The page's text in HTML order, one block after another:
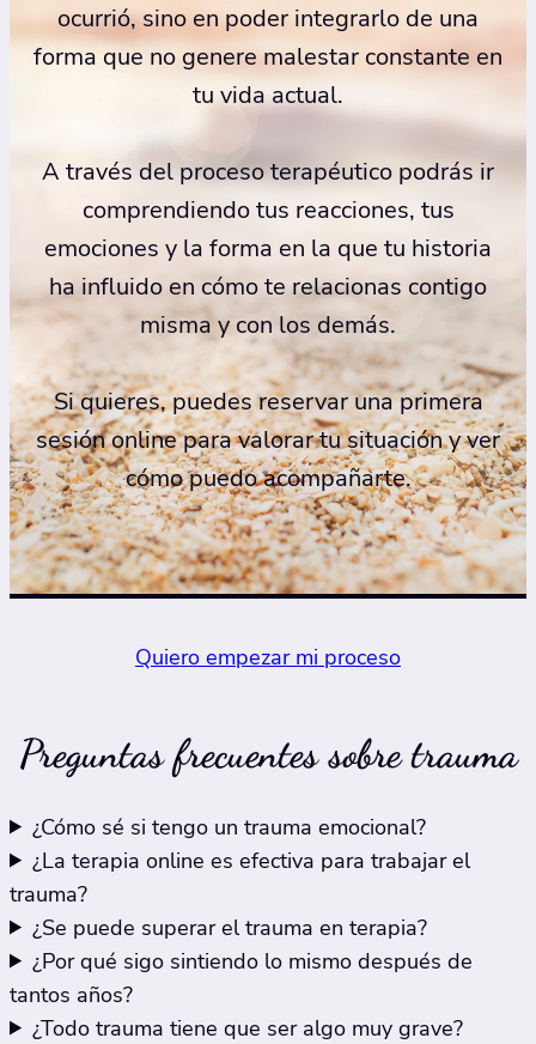
ocurrió, sino en poder integrarlo de una
forma que no genere malestar constante en
tu vida actual.
A través del proceso terapéutico podrás ir
comprendiendo tus reacciones, tus
emociones y la forma en la que tu historia
ha influido en cómo te relacionas contigo
misma y con los demás.
Si quieres, puedes reservar una primera
sesión online para valorar tu situación y ver
cómo puedo acompañarte.
Quiero empezar mi proceso
Preguntas frecuentes sobre trauma
¿Cómo sé si tengo un trauma emocional?
¿La terapia online es efectiva para trabajar el
trauma?
¿Se puede superar el trauma en terapia?
¿Por qué sigo sintiendo lo mismo después de
tantos años?
¿Todo trauma tiene que ser algo muy grave?